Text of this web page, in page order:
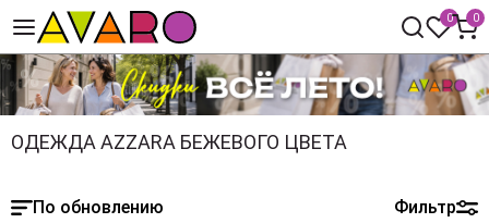
0 0
ОДЕЖДА AZZARA БЕЖЕВОГО ЦВЕТА
По обновлению Фильтр